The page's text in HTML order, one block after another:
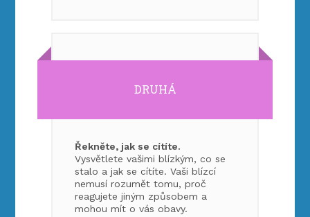
DRUHÁ
Řekněte, jak se cítíte.
Vysvětlete vašimi blízkým, co se
stalo a jak se cítíte. Vaši blízcí
nemusí rozumět tomu, proč
reagujete jiným způsobem a
mohou mít o vás obavy.